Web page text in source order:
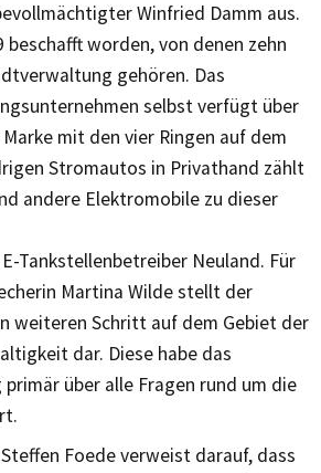
Winfried Damm aus.
beschafft worden, von denen zehn
gehören. Das
selbst verfügt über
mit den vier Ringen auf dem
Stromautos in Privathand zählt
andere Elektromobile zu dieser
Tankstellenbetreiber Neuland. Für
Martina Wilde stellt der
weiteren Schritt auf dem Gebiet der
dar. Diese habe das
über alle Fragen rund um die
Foede verweist darauf, dass